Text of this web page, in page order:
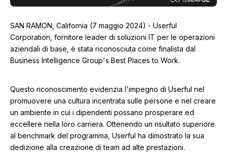
SAN RAMON, California (7 maggio 2024) - Userful
Corporation, fornitore leader di soluzioni IT per le operazioni
aziendali di base, è stata riconosciuta come finalista dal
Business Intelligence Group's Best Places to Work.
Questo riconoscimento evidenzia l'impegno di Userful nel
promuovere una cultura incentrata sulle persone e nel creare
un ambiente in cui i dipendenti possano prosperare ed
eccellere nella loro carriera. Ottenendo un risultato superiore
al benchmark del programma, Userful ha dimostrato la sua
dedizione alla creazione di team ad alte prestazioni.